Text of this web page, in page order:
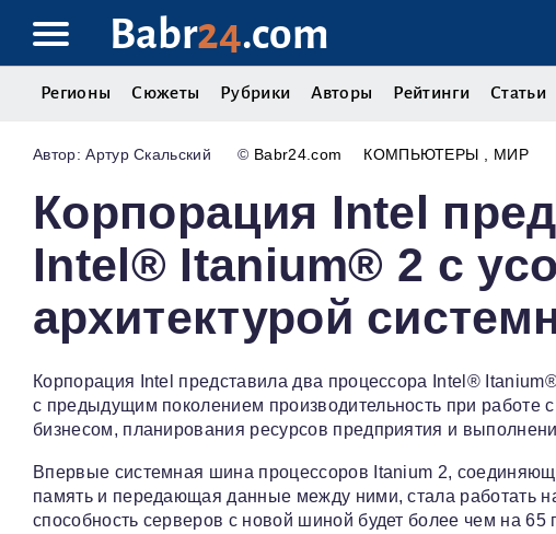
Babr24.com
Регионы Сюжеты Рубрики Авторы Рейтинги Статьи
Артур Скальский © Babr24.com КОМПЬЮТЕРЫ МИР
Корпорация Intel
Intel® Itanium® 2 с
архитектурой
Корпорация Intel представила два процессора Intel®
с предыдущим поколением производительность при
бизнесом, планирования ресурсов предприятия и
Впервые системная шина процессоров Itanium 2,
память и передающая данные между ними, стала работать
способность серверов с новой шиной будет более чем на